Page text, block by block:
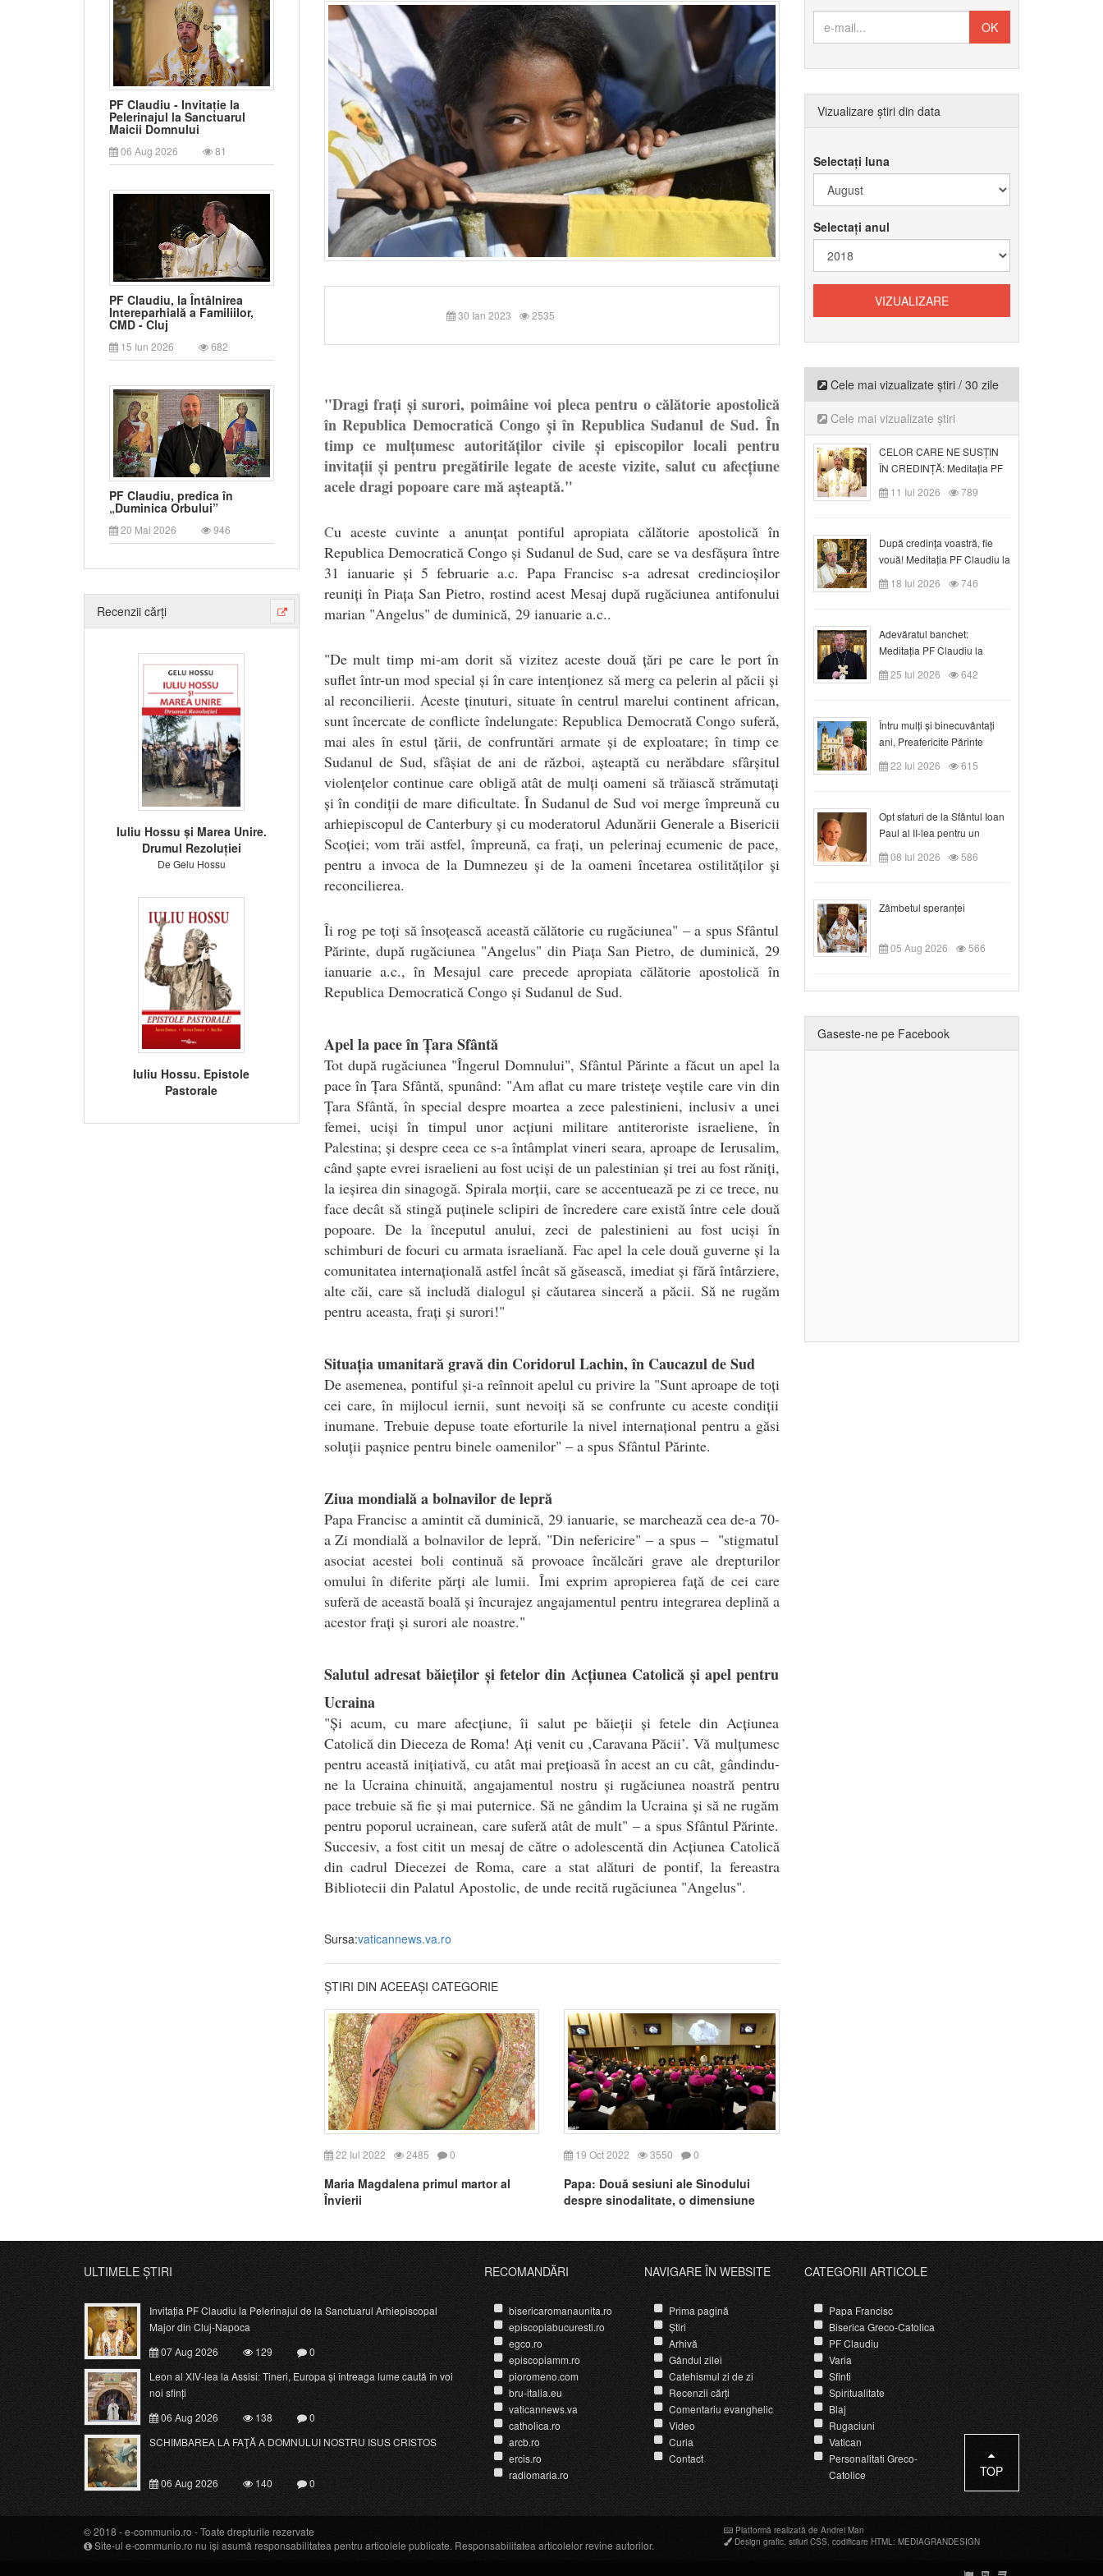
PF Claudiu - Invitație la
Pelerinajul la Sanctuarul
Maicii Domnului
06 Aug 2026 81
PF Claudiu, la Întâlnirea
Intereparhială a Familiilor,
CMD - Cluj
15 Iun 2026 682
PF Claudiu, predica în
„Duminica Orbului”
20 Mai 2026 946
Recenzii cărți
Iuliu Hossu și Marea Unire.
Drumul Rezoluției
De Gelu Hossu
Iuliu Hossu. Epistole
Pastorale
30 Ian 2023 2535
"Dragi frați și surori, poimâine voi pleca pentru o călătorie apostolică
în Republica Democratică Congo și în Republica Sudanul de Sud. În
timp ce mulțumesc autorităților civile și episcopilor locali pentru
invitații și pentru pregătirile legate de aceste vizite, salut cu afecțiune
acele dragi popoare care mă așteaptă."
Cu aceste cuvinte a anunțat pontiful apropiata călătorie apostolică în
Republica Democratică Congo și Sudanul de Sud, care se va desfășura între
31 ianuarie și 5 februarie a.c. Papa Francisc s-a adresat credincioșilor
reuniți în Piața San Pietro, rostind acest Mesaj după rugăciunea antifonului
marian "Angelus" de duminică, 29 ianuarie a.c..
"De mult timp mi-am dorit să vizitez aceste două țări pe care le port în
suflet într-un mod special și în care intenționez să merg ca pelerin al păcii și
al reconcilierii. Aceste ținuturi, situate în centrul marelui continent african,
sunt încercate de conflicte îndelungate: Republica Democrată Congo suferă,
mai ales în estul țării, de confruntări armate și de exploatare; în timp ce
Sudanul de Sud, sfâșiat de ani de război, așteaptă cu nerăbdare sfârșitul
violențelor continue care obligă atât de mulți oameni să trăiască strămutați
și în condiții de mare dificultate. În Sudanul de Sud voi merge împreună cu
arhiepiscopul de Canterbury și cu moderatorul Adunării Generale a Bisericii
Scoției; vom trăi astfel, împreună, ca frați, un pelerinaj ecumenic de pace,
pentru a invoca de la Dumnezeu și de la oameni încetarea ostilităților și
reconcilierea.
Îi rog pe toți să însoțească această călătorie cu rugăciunea" – a spus Sfântul
Părinte, după rugăciunea "Angelus" din Piața San Pietro, de duminică, 29
ianuarie a.c., în Mesajul care precede apropiata călătorie apostolică în
Republica Democratică Congo și Sudanul de Sud.
Apel la pace în Țara Sfântă
Tot după rugăciunea "Îngerul Domnului", Sfântul Părinte a făcut un apel la
pace în Țara Sfântă, spunând: "Am aflat cu mare tristețe veștile care vin din
Țara Sfântă, în special despre moartea a zece palestinieni, inclusiv a unei
femei, uciși în timpul unor acțiuni militare antiteroriste israeliene, în
Palestina; și despre ceea ce s-a întâmplat vineri seara, aproape de Ierusalim,
când șapte evrei israelieni au fost uciși de un palestinian și trei au fost răniți,
la ieșirea din sinagogă. Spirala morții, care se accentuează pe zi ce trece, nu
face decât să stingă puținele sclipiri de încredere care există între cele două
popoare. De la începutul anului, zeci de palestinieni au fost uciși în
schimburi de focuri cu armata israeliană. Fac apel la cele două guverne și la
comunitatea internațională astfel încât să găsească, imediat și fără întârziere,
alte căi, care să includă dialogul și căutarea sinceră a păcii. Să ne rugăm
pentru aceasta, frați și surori!"
Situația umanitară gravă din Coridorul Lachin, în Caucazul de Sud
De asemenea, pontiful și-a reînnoit apelul cu privire la "Sunt aproape de toți
cei care, în mijlocul iernii, sunt nevoiți să se confrunte cu aceste condiții
inumane. Trebuie depuse toate eforturile la nivel internațional pentru a găsi
soluții pașnice pentru binele oamenilor" – a spus Sfântul Părinte.
Ziua mondială a bolnavilor de lepră
Papa Francisc a amintit că duminică, 29 ianuarie, se marchează cea de-a 70-
a Zi mondială a bolnavilor de lepră. "Din nefericire" – a spus – "stigmatul
asociat acestei boli continuă să provoace încălcări grave ale drepturilor
omului în diferite părți ale lumii. Îmi exprim apropierea față de cei care
suferă de această boală și încurajez angajamentul pentru integrarea deplină a
acestor frați și surori ale noastre."
Salutul adresat băieților și fetelor din Acțiunea Catolică și apel pentru
Ucraina
"Și acum, cu mare afecțiune, îi salut pe băieții și fetele din Acțiunea
Catolică din Dieceza de Roma! Ați venit cu ‚Caravana Păcii’. Vă mulțumesc
pentru această inițiativă, cu atât mai prețioasă în acest an cu cât, gândindu-
ne la Ucraina chinuită, angajamentul nostru și rugăciunea noastră pentru
pace trebuie să fie și mai puternice. Să ne gândim la Ucraina și să ne rugăm
pentru poporul ucrainean, care suferă atât de mult" – a spus Sfântul Părinte.
Succesiv, a fost citit un mesaj de către o adolescentă din Acțiunea Catolică
din cadrul Diecezei de Roma, care a stat alături de pontif, la fereastra
Bibliotecii din Palatul Apostolic, de unde recită rugăciunea "Angelus".
Sursa:vaticannews.va.ro
ȘTIRI DIN ACEEAȘI CATEGORIE
22 Iul 2022 2485 0
Maria Magdalena primul martor al
Învierii
19 Oct 2022 3550 0
Papa: Două sesiuni ale Sinodului
despre sinodalitate, o dimensiune
Vizualizare știri din data
Selectați luna
Selectați anul
Cele mai vizualizate știri / 30 zile
Cele mai vizualizate știri
CELOR CARE NE SUSȚIN
ÎN CREDINȚĂ: Meditația PF
Claudiu la Duminica a VI-a
după Rusalii
11 Iul 2026 789
După credinţa voastră, fie
vouă! Meditația PF Claudiu la
duminica a VII-a după Rusalii
18 Iul 2026 746
Adevăratul banchet:
Meditația PF Claudiu la
Duminica a VIII-a după
Rusalii
25 Iul 2026 642
Întru mulți și binecuvântați
ani, Preafericite Părinte
Claudiu!
22 Iul 2026 615
Opt sfaturi de la Sfântul Ioan
Paul al II-lea pentru un
creștin
08 Iul 2026 586
Zâmbetul speranței
05 Aug 2026 566
Gaseste-ne pe Facebook
ULTIMELE ȘTIRI
Invitația PF Claudiu la Pelerinajul de la Sanctuarul Arhiepiscopal
Major din Cluj-Napoca
07 Aug 2026
129
0
Leon al XIV-lea la Assisi: Tineri, Europa și întreaga lume caută în voi
noi sfinți
06 Aug 2026
138
0
SCHIMBAREA LA FAŢĂ A DOMNULUI NOSTRU ISUS CRISTOS
06 Aug 2026 140 0
RECOMANDĂRI
bisericaromanaunita.ro
episcopiabucuresti.ro
egco.ro
episcopiamm.ro
pioromeno.com
bru-italia.eu
vaticannews.va
catholica.ro
arcb.ro
ercis.ro
radiomaria.ro
NAVIGARE ÎN WEBSITE
Prima pagină
Știri
Arhivă
Gândul zilei
Catehismul zi de zi
Recenzii cărți
Comentariu evanghelic
Video
Curia
Contact
CATEGORII ARTICOLE
Papa Francisc
Biserica Greco-Catolica
PF Claudiu
Varia
Sfinti
Spiritualitate
Blaj
Rugaciuni
Vatican
Personalitati Greco-
Catolice
TOP
© 2018 -e-communio.ro - Toate drepturile rezervate
Site-ul e-communio.ro nu își asumă responsabilitatea pentru articolele publicate. Responsabilitatea articolelor revine autorilor.
Platformă realizată de Andrei Man
Design grafic stiluri CSS codificare HTML : MEDIAGRANDESIGN